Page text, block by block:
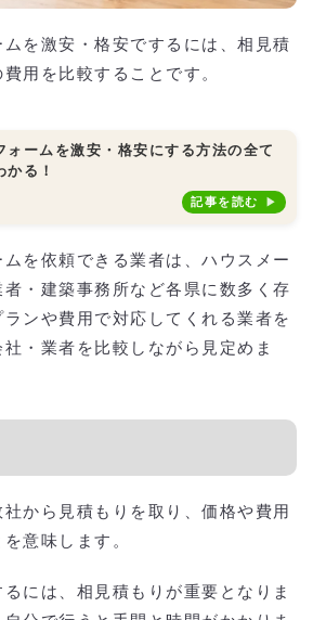
を激安・格安でするには、相見積
用を比較することです。
ォームを激安・格安にする方法の全て
かる！
記事を読む
を依頼できる業者は、ハウスメー
・建築事務所など各県に数多く存
ンや費用で対応してくれる業者を
・業者を比較しながら見定めま
から見積もりを取り、価格や費用
意味します。
には、相見積もりが重要となりま